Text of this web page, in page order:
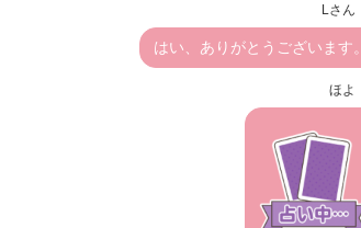
Lさん
はい、ありがとうございます。
ほよ